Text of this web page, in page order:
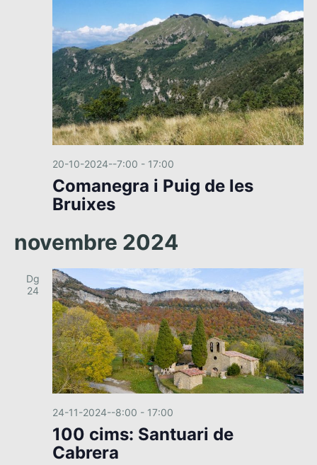
20-10-2024--7:00 - 17:00
Comanegra i Puig de les
Bruixes
novembre 2024
Dg
24
24-11-2024--8:00 - 17:00
100 cims: Santuari de
Cabrera